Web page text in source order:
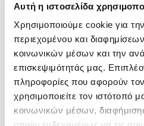
Αυτή η ιστοσελίδα
Χρησιμοποιούμε cookie για
περιεχομένου και
κοινωνικών μέσων και την
επισκεψιμότητάς μας.
πληροφορίες που αφορούν
χρησιμοποιείτε τον ιστότοπό
κοινωνικών μέσων,
Κάρτες
ηκε με
από 5
Από250,00€
price